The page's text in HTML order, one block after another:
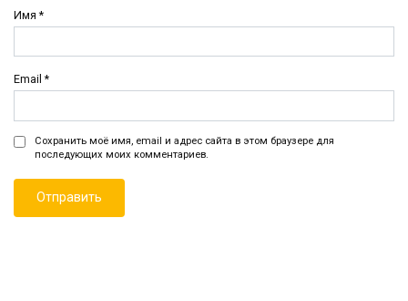
Имя*
Email*
Сохранить моё имя, email и адрес сайта в этом браузере для
последующих моих комментариев.